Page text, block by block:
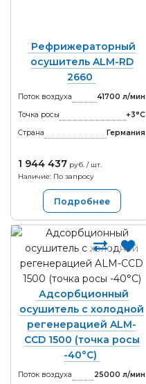
Рефрижераторный
осушитель ALM-RD
2660
Поток воздуха
41700 л/мин
Точка росы
+3°С
Страна
Германия
1 944 437 руб. / шт.
Наличие: По запросу
Подробнее
Адсорбционный
осушитель с холодной
регенерацией ALM-
CCD 1500 (точка росы
-40°С)
Поток воздуха
25000 л/мин